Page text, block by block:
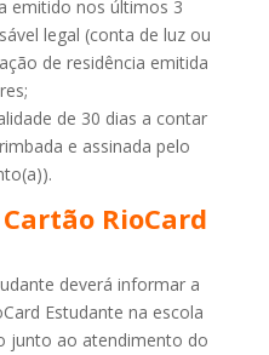
emitido nos últimos 3
legal (conta de luz ou
de residência emitida
de 30 dias a contar
e assinada pelo
RioCard
deverá informar a
Estudante na escola
junto ao atendimento do